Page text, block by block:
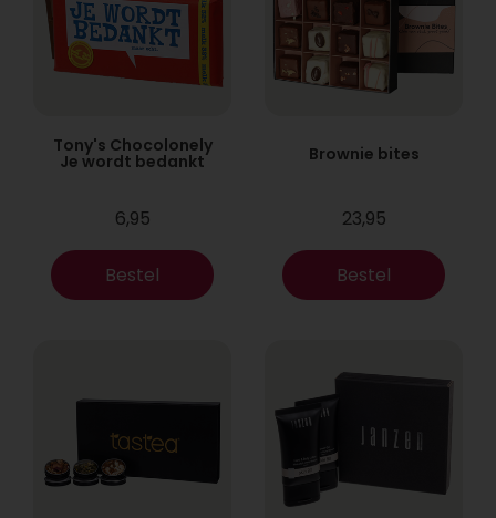
Tony's Chocolonely
Je wordt bedankt
6,95
Bestel
Brownie bites
23,95
Bestel